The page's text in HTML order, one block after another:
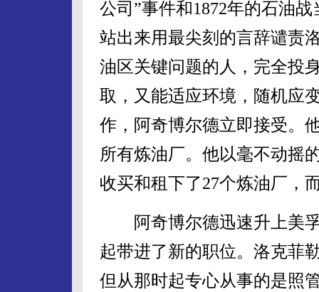
公司”事件和1872年的石油
站出来用最尖刻的言辞谴责
油区关键问题的人，完全投
取，又能适应环境，随机应
作，阿奇博尔德立即接受。
所有炼油厂。他以毫不动摇
收买和租下了27个炼油厂，
阿奇博尔德迅速升上美孚
起带进了新的职位。洛克菲
但从那时起专心从事的是照